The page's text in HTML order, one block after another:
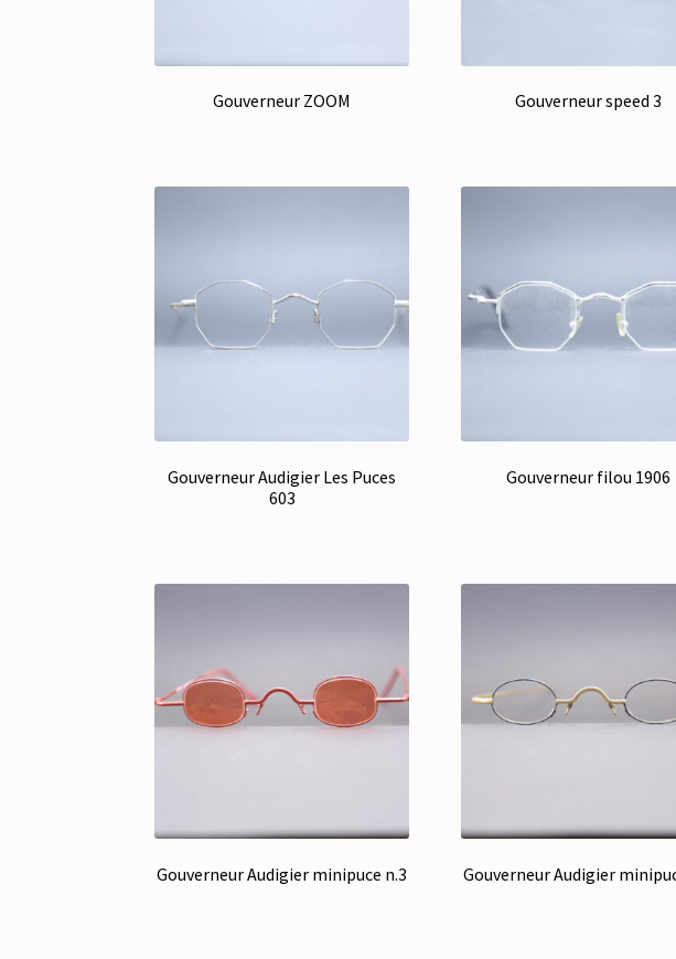
Gouverneur ZOOM Gouverneur speed 3
Gouverneur Audigier Les Puces
603
Gouverneur filou 1906
Gouverneur Audigier minipuce n.3 Gouverneur Audigier